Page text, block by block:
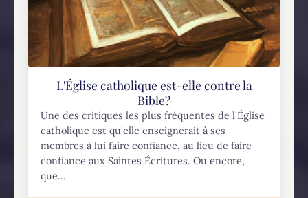
L'Église catholique est-elle contre la
Bible?
Une des critiques les plus fréquentes de l'Église
catholique est qu'elle enseignerait à ses
membres à lui faire confiance, au lieu de faire
confiance aux Saintes Écritures. Ou encore,
que...